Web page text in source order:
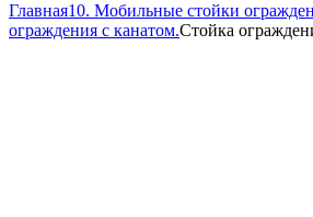
Главная10. Мобильные стойки
ограждения с канатом.Стойка